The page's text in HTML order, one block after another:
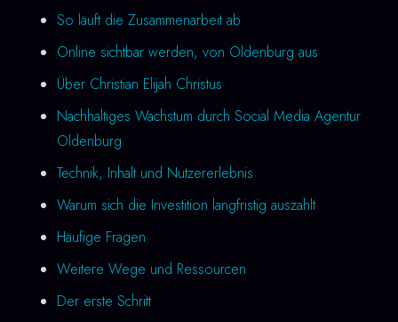
So läuft die Zusammenarbeit ab
Online sichtbar werden, von Oldenburg aus
Über Christian Elijah Christus
Nachhaltiges Wachstum durch Social Media Agentur
Oldenburg
Technik, Inhalt und Nutzererlebnis
Warum sich die Investition langfristig auszahlt
Häufige Fragen
Weitere Wege und Ressourcen
Der erste Schritt